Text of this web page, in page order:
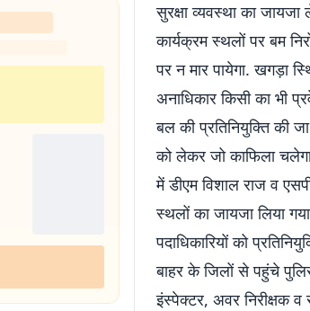
सुरक्षा व्यवस्था का
कार्यक्रम स्थलों पर बम
पर न मार पायेगा. खगड़ा
अनाधिकार किसी का भी
बल की प्रतिनियुक्ति की
को लेकर जो काफिला चलेगा,
में डीएम विशाल राज व
स्थलों का जायजा लिया
पदाधिकारियों को
बाहर के जिलों से पहुंचे
इंस्पेक्टर, अवर निरीक्षक